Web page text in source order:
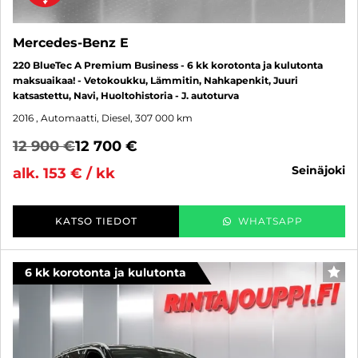
Mercedes-Benz E
220 BlueTec A Premium Business - 6 kk korotonta ja kulutonta
maksuaikaa! - Vetokoukku, Lämmitin, Nahkapenkit, Juuri
katsastettu, Navi, Huoltohistoria - J. autoturva
2016 , Automaatti, Diesel, 307 000 km
12 900 €12 700 €
alk. 153 € / kk
seinäjoki
KATSO TIEDOT WHATSAPP
6 kk korotonta ja kulutonta